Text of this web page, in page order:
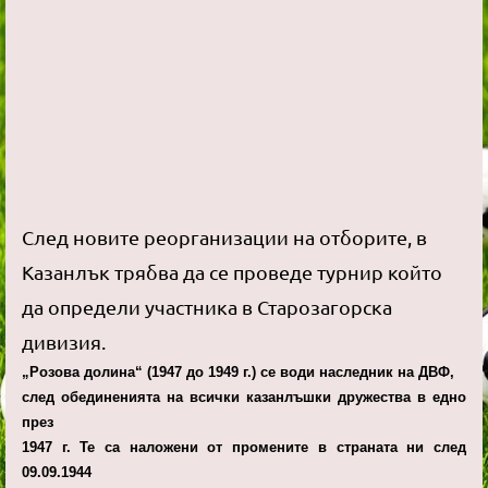
След новите реорганизации на отборите, в
Казанлък трябва да се проведе турнир който
да определи участника в Старозагорска
дивизия.
„Розова долина“ (1947 до 1949 г.) се води наследник на ДВФ,
след обединенията на всички казанлъшки дружества в едно
през
1947 г. Те са наложени от промените в страната ни след
09.09.1944